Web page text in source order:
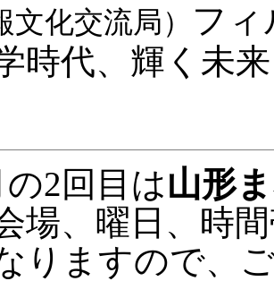
文化交流局）
フ
時代、輝く未
2回目は山形
場、曜日、時
りますので、